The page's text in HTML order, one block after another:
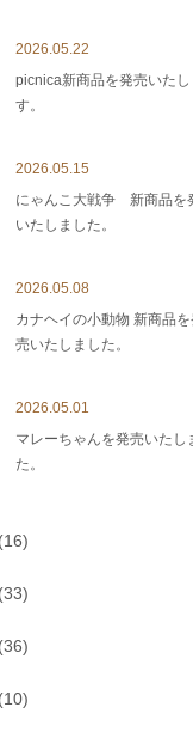
2026.05.22
picnica新商品を発売いたし
す。
2026.05.15
にゃんこ大戦争 新商品を
いたしました。
2026.05.08
カナヘイの小動物 新商品を
売いたしました。
2026.05.01
マレーちゃんを発売いたし
た。